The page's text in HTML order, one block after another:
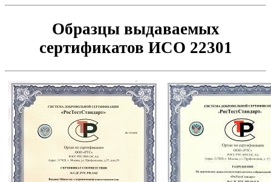
Образцы выдаваемых
сертификатов ИСО 22301